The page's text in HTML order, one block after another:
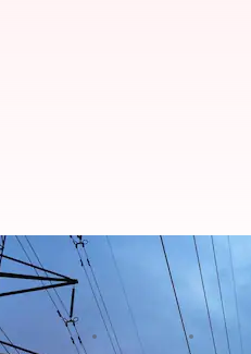
Chinnappan Sep 29, 2025 09:14 pm